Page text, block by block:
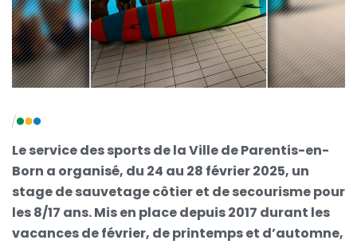
Le service des sports de la Ville de Parentis-en-
Born a organisé, du 24 au 28 février 2025, un
stage de sauvetage côtier et de secourisme pour
les 8/17 ans.Mis en place depuis 2017 durant les
vacances de février, de printemps et d’automne,